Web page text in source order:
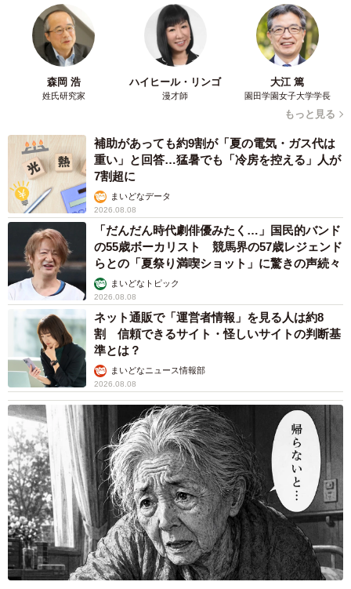
森岡 浩
姓氏研究家
ハイヒール・リンゴ
漫才師
大江 篤
園田学園女子大学学長
もっと見る
補助があっても約9割が「夏の電気・ガス代は
重い」と回答…猛暑でも「冷房を控える」人が
7割超に
まいどなデータ
2026.08.08
「だんだん時代劇俳優みたく…」国民的バンド
の55歳ボーカリスト 競馬界の57歳レジェンド
らとの「夏祭り満喫ショット」に驚きの声続々
まいどなトピック
2026.08.08
ネット通販で「運営者情報」を見る人は約8
割 信頼できるサイト・怪しいサイトの判断基
準とは？
まいどなニュース情報部
2026.08.08